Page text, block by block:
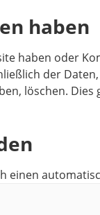
haben
haben oder
der
löschen.
einen